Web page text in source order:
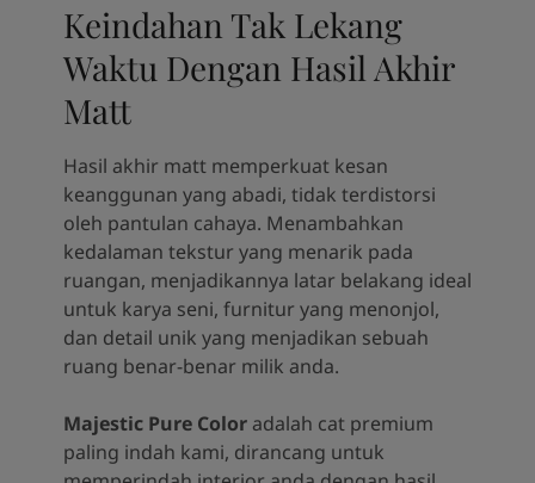
Keindahan Tak Lekang
Waktu Dengan Hasil Akhir
Matt
Hasil akhir matt memperkuat kesan
keanggunan yang abadi, tidak terdistorsi
oleh pantulan cahaya. Menambahkan
kedalaman tekstur yang menarik pada
ruangan, menjadikannya latar belakang ideal
untuk karya seni, furnitur yang menonjol,
dan detail unik yang menjadikan sebuah
ruang benar-benar milik anda.
Majestic Pure Coloradalah cat premium
paling indah kami, dirancang untuk